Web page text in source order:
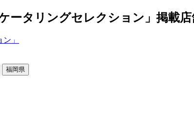
タリングセレクション」掲載店
福岡県